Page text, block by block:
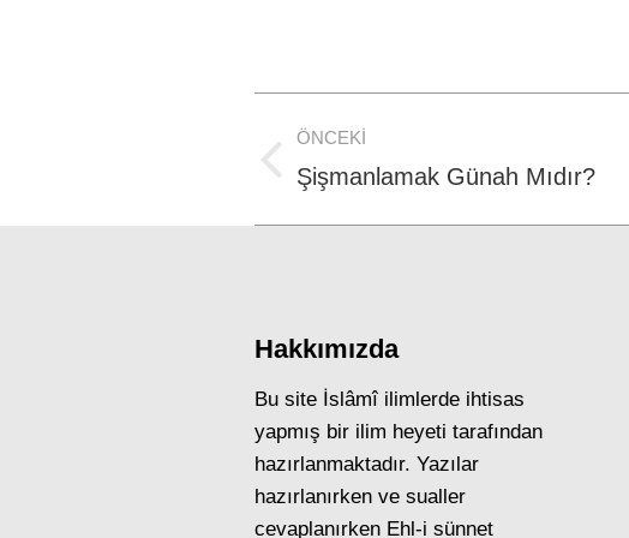
Post
navigation
ÖNCEKI
Previous
Şişmanlamak Günah Mıdır?
Hakkımızda
Bu site İslâmî ilimlerde ihtisas
yapmış bir ilim heyeti tarafından
hazırlanmaktadır. Yazılar
hazırlanırken ve sualler
cevaplanırken Ehl-i sünnet